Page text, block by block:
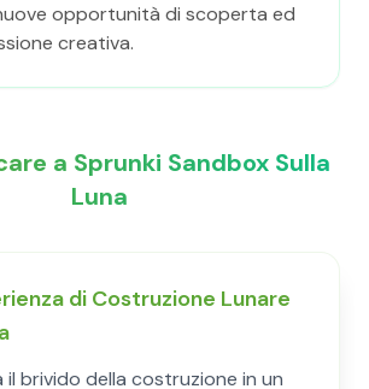
opportunità di scoperta ed
creativa.
a Sprunki Sandbox Sulla
Luna
di Costruzione Lunare
il brivido della costruzione in un